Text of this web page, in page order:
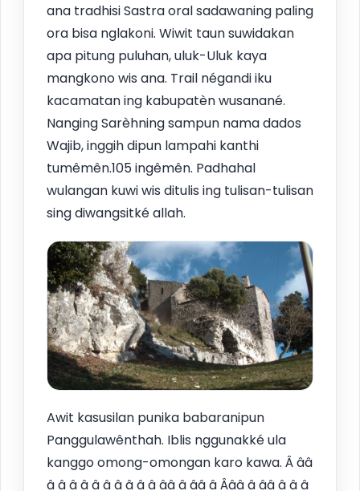
ana tradhisi Sastra oral sadawaning paling
ora bisa nglakoni. Wiwit taun suwidakan
apa pitung puluhan, uluk-Uluk kaya
mangkono wis ana. Trail négandi iku
kacamatan ing kabupatèn wusanané.
Nanging Sarèhning sampun nama dados
Wajib, inggih dipun lampahi kanthi
tumêmên.105 ingêmên. Padhahal
wulangan kuwi wis ditulis ing tulisan-tulisan
sing diwangsitké allah.
Awit kasusilan punika babaranipun
Panggulawênthah. Iblis nggunakké ula
kanggo omong-omongan karo kawa. Â ââ
â â â â â â â â â â ââ â ââ â Âââ â ââ â â â